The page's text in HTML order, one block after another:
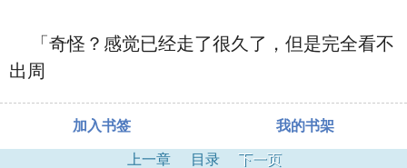
「奇怪？感觉已经走了很久了，但是完全看不
出周
加入书签 我的书架
上一章 目录 下一页